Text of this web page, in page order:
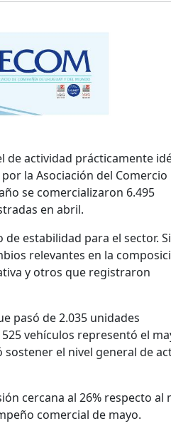
de actividad prácticamente
la Asociación del Comercio
se comercializaron 6.495
en abril.
estabilidad para el sector.
relevantes en la
y otros que registraron
pasó de 2.035 unidades
vehículos representó el
el nivel general de
cercana al 26% respecto al
comercial de mayo.